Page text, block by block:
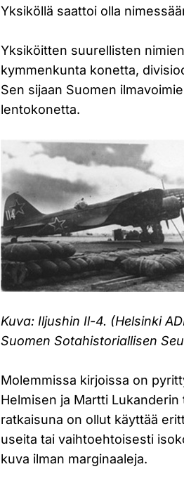
Yksiköllä saattoi olla
Yksiköitten suurellisten
kymmenkunta konetta,
Sen sijaan Suomen
lentokonetta.
Kuva: Iljushin Il-4. (Helsinki
Suomen Sotahistoriallisen
Molemmissa kirjoissa on
Helmisen ja Martti Lukanderin
ratkaisuna on ollut käyttää
useita tai vaihtoehtoisesti
kuva ilman marginaaleja.